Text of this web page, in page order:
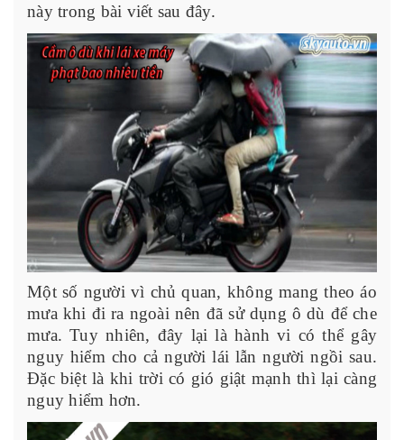
này trong bài viết sau đây.
Một số người vì chủ quan, không mang theo áo
mưa khi đi ra ngoài nên đã sử dụng ô dù để che
mưa. Tuy nhiên, đây lại là hành vi có thể gây
nguy hiểm cho cả người lái lẫn người ngồi sau.
Đặc biệt là khi trời có gió giật mạnh thì lại càng
nguy hiểm hơn.